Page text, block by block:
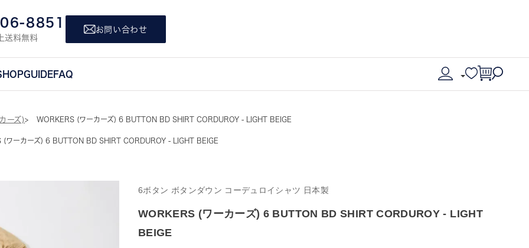
8851
送料無料
お問い合わせ
GUIDEFAQ
ーズ) WORKERS (ワーカーズ) 6 BUTTON BD SHIRT CORDUROY - LIGHT BEIGE
(ワーカーズ) 6 BUTTON BD SHIRT CORDUROY - LIGHT BEIGE
6ボタン ボタンダウン コーデュロイシャツ 日本製
WORKERS (ワーカーズ) 6 BUTTON BD SHIRT CORDUROY - LIGHT
BEIGE